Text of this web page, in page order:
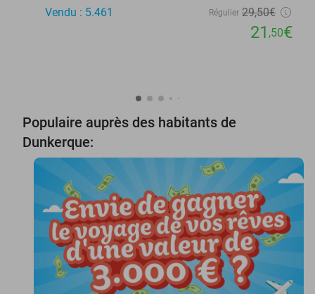
Vendu : 5.461 Régulier 29,50€
21 ,50€
Populaire auprès des habitants de
Dunkerque: